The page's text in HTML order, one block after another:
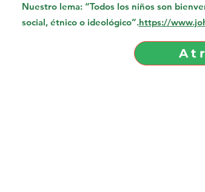
Nuestro lema: “Todos los niños son
social, étnico o ideológico”.https://